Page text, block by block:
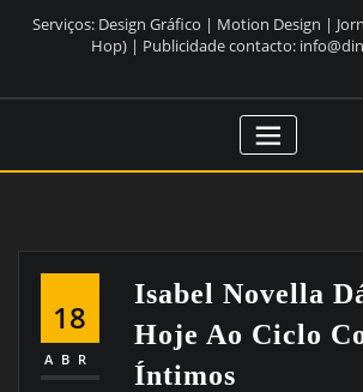
Serviços: Design Gráfico | Motion Design |
Hop) | Publicidade contacto:
18
ABR
Isabel Novella
Hoje Ao Ciclo
Íntimos